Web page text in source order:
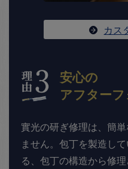
カス
安心の
アフター
實光の研ぎ修理は、簡
ません。包丁を製造し
る、包丁の構造から修